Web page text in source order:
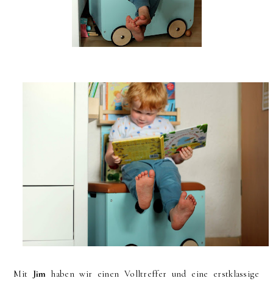
Mit Jimhaben wir einen Volltreffer und eine erstklassige